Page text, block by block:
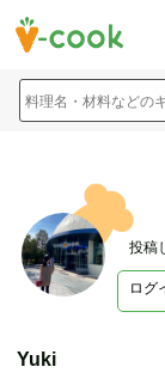
料理名・材料などの
投稿
ログ
Yuki